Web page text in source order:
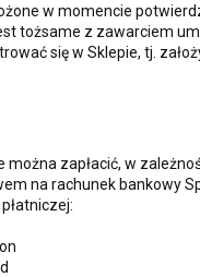
w momencie
tożsame z zawarciem
się w Sklepie, tj.
można zapłacić, w
na rachunek bankowy